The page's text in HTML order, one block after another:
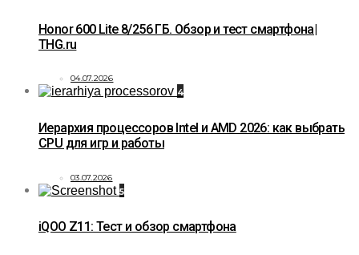
Honor 600 Lite 8/256 ГБ. Обзор и тест смартфона|
THG.ru
04.07.2026
4
Иерархия процессоров Intel и AMD 2026: как выбрать
CPU для игр и работы
03.07.2026
5
iQOO Z11: Тест и обзор смартфона